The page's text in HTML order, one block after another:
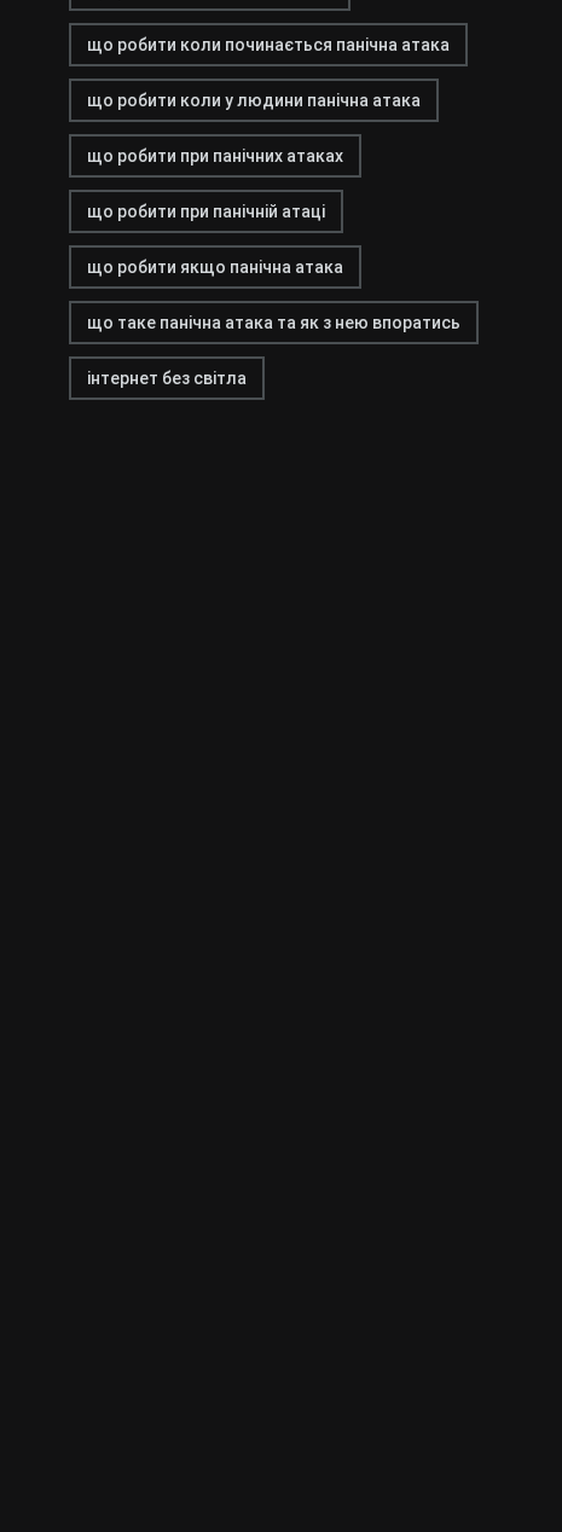
що робити коли починається панічна атака
що робити коли у людини панічна атака
що робити при панічних атаках
що робити при панічній атаці
що робити якщо панічна атака
що таке панічна атака та як з нею впоратись
інтернет без світла